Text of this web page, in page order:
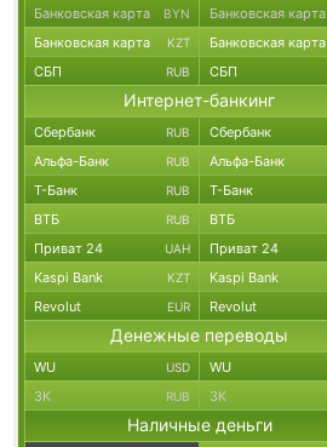
Банковская карта BYN Банковская карта
Банковская карта KZT Банковская карта
СБП RUB СБП
Интернет-банкинг
Сбербанк RUB Сбербанк
Альфа-Банк RUB Альфа-Банк
Т-Банк RUB Т-Банк
ВТБ RUB ВТБ
Приват 24 UAH Приват 24
Kaspi Bank KZT Kaspi Bank
Revolut EUR Revolut
Денежные переводы
WU USD WU
ЗК RUB ЗК
Наличные деньги